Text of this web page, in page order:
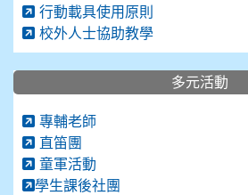
行動載具使用原則
校外人士協助教學
多元活動
專輔老師
直笛團
童軍活動
學生課後社團